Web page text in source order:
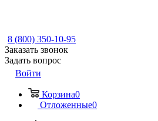
8 (800) 350-10-95
Заказать звонок
Задать вопрос
Войти
Корзина0
Отложенные0